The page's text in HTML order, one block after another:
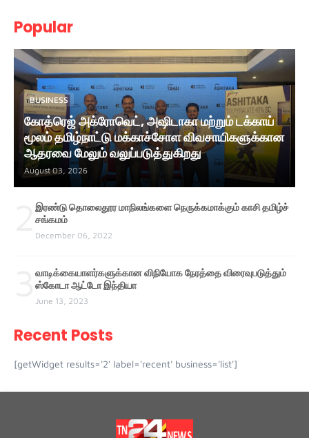
Popular
BUSINESS
கோத்ரெஜ் அக்ரோவெட், அஷிடாகா மற்றும் டக்காய்
மூலம் தமிழ்நாட்டு மக்காச்சோள விவசாயிகளுக்கான
ஆதரவை மேலும் வலுப்படுத்துகிறது
August 03, 2026
இரண்டு தொலைதூர மாநிலங்களை நெருக்கமாக்கும் காசி தமிழ்ச்
சங்கமம்
December 06, 2022
வாடிக்கையாளர்களுக்கான விநியோக நேரத்தை விரைவுபடுத்தும்
ஸ்கோடா ஆட்டோ இந்தியா
June 13, 2023
Recent Posts
[getWidget results='2' label='recent' business='list']